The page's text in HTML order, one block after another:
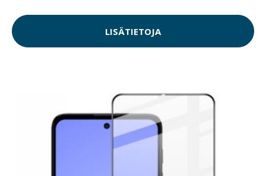
LISÄTIETOJA